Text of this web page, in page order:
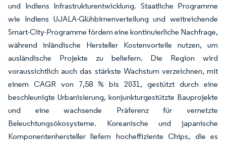
und Indiens Infrastrukturentwicklung. Staatliche Programme
wie Indiens UJALA-Glühbirnenverteilung und weitreichende
Smart-City-Programme fördern eine kontinuierliche Nachfrage,
während inländische Hersteller Kostenvorteile nutzen, um
ausländische Projekte zu beliefern. Die Region wird
voraussichtlich auch das stärkste Wachstum verzeichnen, mit
einem CAGR von 7,58 % bis 2031, gestützt durch eine
beschleunigte Urbanisierung, konjunkturgestützte Bauprojekte
und eine wachsende Präferenz für vernetzte
Beleuchtungsökosysteme. Koreanische und japanische
Komponentenhersteller liefern hocheffiziente Chips, die es